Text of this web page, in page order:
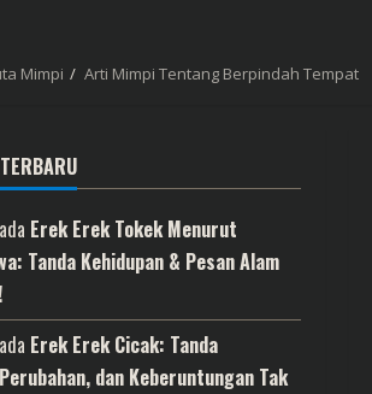
Mimpi Arti Mimpi Tentang Berpindah Tempat
Erek Erek Tokek Menurut
Tanda Kehidupan & Pesan Alam
Erek Erek Cicak: Tanda
dan Keberuntungan Tak